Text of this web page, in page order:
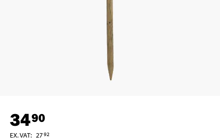
3490
EX. VAT: 2792